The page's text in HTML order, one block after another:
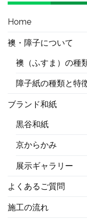
Home
襖・障子について
襖（ふすま）の種
障子紙の種類と特
ブランド和紙
黒谷和紙
京からかみ
展示ギャラリー
よくあるご質問
施工の流れ